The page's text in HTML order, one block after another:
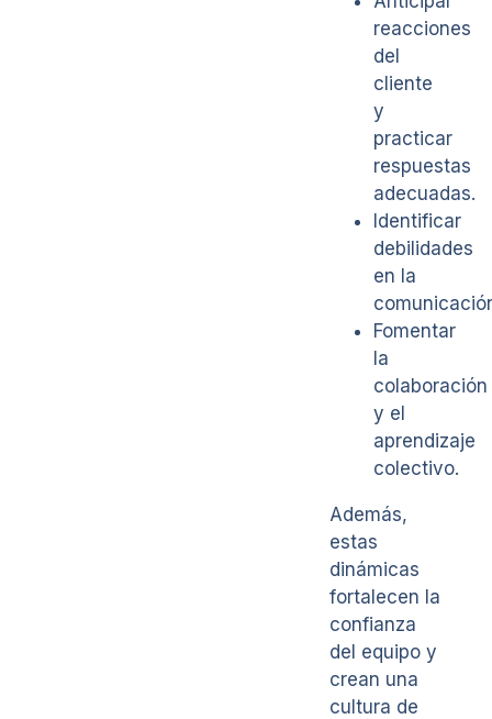
reacciones
del
cliente
y
practicar
respuestas
adecuadas.
Identificar
debilidades
en la
Fomentar
la
colaboración
y el
aprendizaje
colectivo.
Además,
estas
dinámicas
fortalecen la
confianza
del equipo y
crean una
cultura de